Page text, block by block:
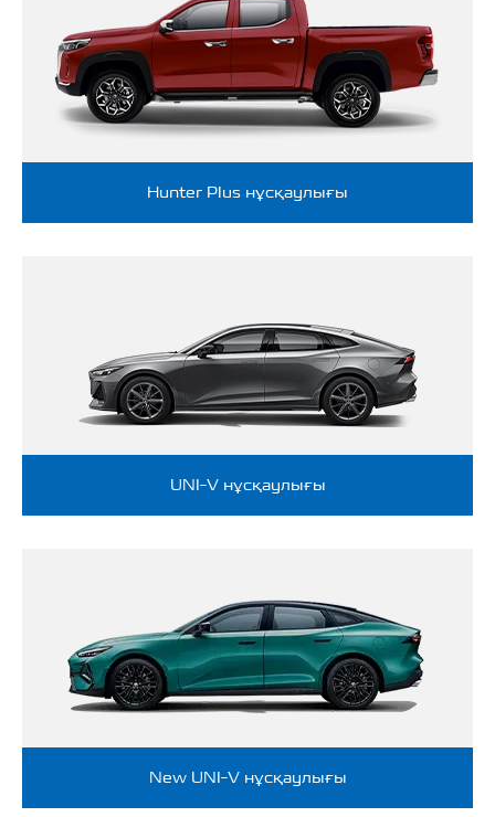
Hunter Plus нұсқаулығы
UNI-V нұсқаулығы
New UNI-V нұсқаулығы